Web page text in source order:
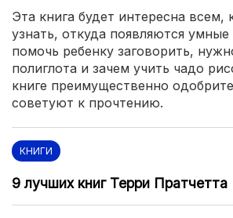
Эта книга будет интересна всем,
узнать, откуда появляются умные
помочь ребенку заговорить,
полиглота и зачем учить чадо
книге преимущественно
советуют к прочтению.
КНИГИ
9 лучших книг Терри Пратчетта